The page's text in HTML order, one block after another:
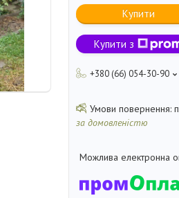
Купити
Купити з
+380 (66) 054-30-90
за домовленістю